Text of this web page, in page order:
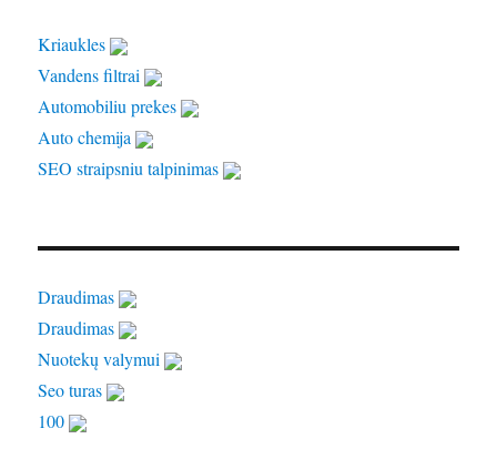
Kriaukles
Vandens filtrai
Automobiliu prekes
Auto chemija
SEO straipsniu talpinimas
Draudimas
Draudimas
Nuotekų valymui
Seo turas
100